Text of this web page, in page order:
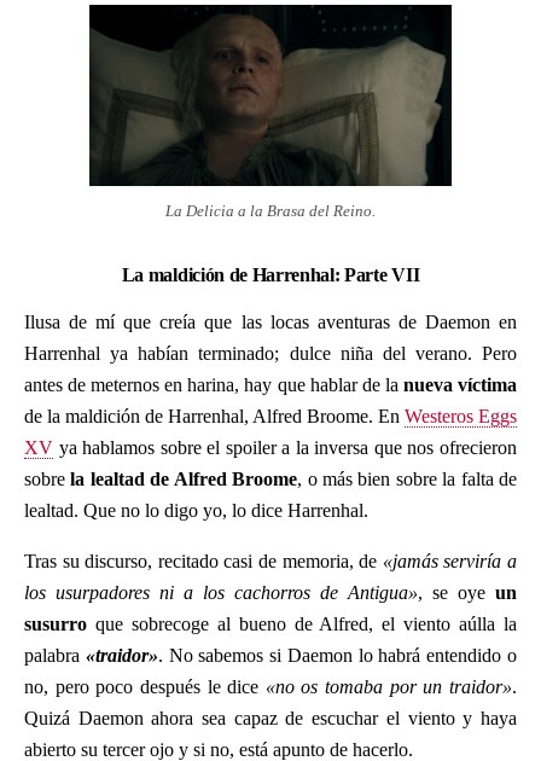
La Delicia a la Brasa del Reino.
La maldición de Harrenhal: Parte VII
Ilusa de mí que creía que las locas aventuras de Daemon en
Harrenhal ya habían terminado; dulce niña del verano. Pero
antes de meternos en harina, hay que hablar de la nueva víctima
de la maldición de Harrenhal, Alfred Broome. En Westeros Eggs
XV ya hablamos sobre el spoiler a la inversa que nos ofrecieron
sobrela lealtad de Alfred Broome, o más bien sobre la falta de
lealtad. Que no lo digo yo, lo dice Harrenhal.
Tras su discurso, recitado casi de memoria, de «jamás serviría a
los usurpadores ni a los cachorros de Antigua», se oye un
susurro que sobrecoge al bueno de Alfred, el viento aúlla la
palabra «traidor». No sabemos si Daemon lo habrá entendido o
no, pero poco después le dice «no os tomaba por un traidor».
Quizá Daemon ahora sea capaz de escuchar el viento y haya
abierto su tercer ojo y si no, está apunto de hacerlo.